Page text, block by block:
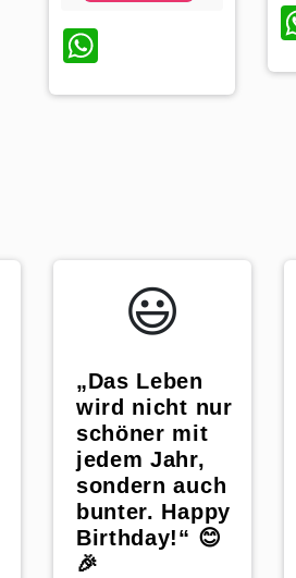
WhatsApp
😃️
„Das Leben
wird nicht nur
schöner mit
jedem Jahr,
sondern auch
bunter. Happy
Birthday!“ 😊
🎉